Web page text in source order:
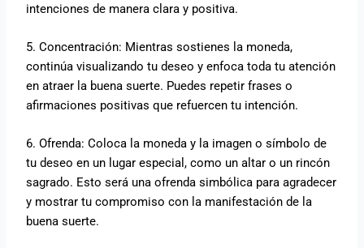
intenciones de manera clara y positiva.
5. Concentración: Mientras sostienes la moneda,
continúa visualizando tu deseo y enfoca toda tu atención
en atraer la buena suerte. Puedes repetir frases o
afirmaciones positivas que refuercen tu intención.
6. Ofrenda: Coloca la moneda y la imagen o símbolo de
tu deseo en un lugar especial, como un altar o un rincón
sagrado. Esto será una ofrenda simbólica para agradecer
y mostrar tu compromiso con la manifestación de la
buena suerte.